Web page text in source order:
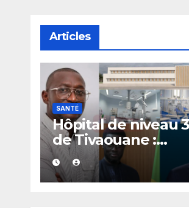
Articles
SANTÉ
Hôpital de niveau
de Tivaouane :
Alioune Badara
Coulibaly appelle
Diomaye Faye à